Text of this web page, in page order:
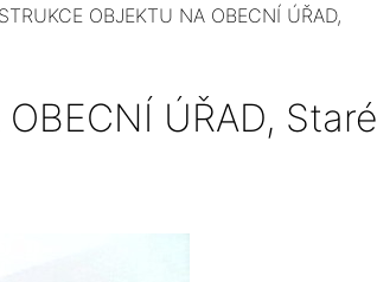
OBJEKTU NA OBECNÍ ÚŘAD,
ÚŘAD, Staré